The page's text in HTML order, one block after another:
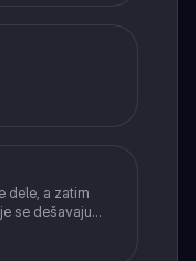
dele, a zatim
se dešavaju
u rečima
i mestu